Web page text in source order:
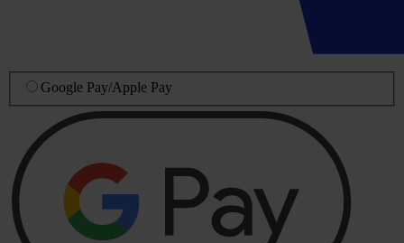
Google Pay/Apple Pay